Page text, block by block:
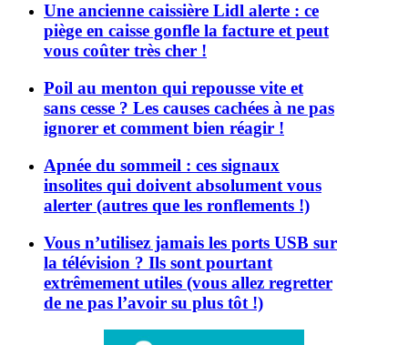
Une ancienne caissière Lidl alerte : ce
piège en caisse gonfle la facture et peut
vous coûter très cher !
Poil au menton qui repousse vite et
sans cesse ? Les causes cachées à ne pas
ignorer et comment bien réagir !
Apnée du sommeil : ces signaux
insolites qui doivent absolument vous
alerter (autres que les ronflements !)
Vous n’utilisez jamais les ports USB sur
la télévision ? Ils sont pourtant
extrêmement utiles (vous allez regretter
de ne pas l’avoir su plus tôt !)